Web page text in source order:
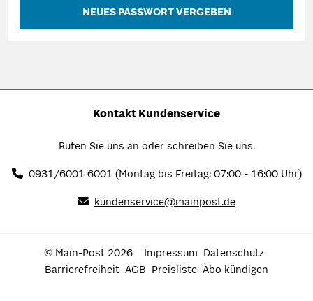
NEUES PASSWORT VERGEBEN
Kontakt Kundenservice
Rufen Sie uns an oder schreiben Sie uns.
0931/6001 6001(Montag bis Freitag: 07:00 - 16:00 Uhr)
kundenservice@mainpost.de
© Main-Post 2026 Impressum
Datenschutz
Barrierefreiheit AGB Preisliste Abo kündigen